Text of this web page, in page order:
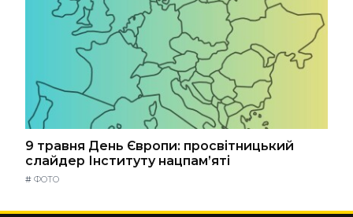
9 травня День Європи: просвітницький
слайдер Інституту нацпам’яті
# ФОТО